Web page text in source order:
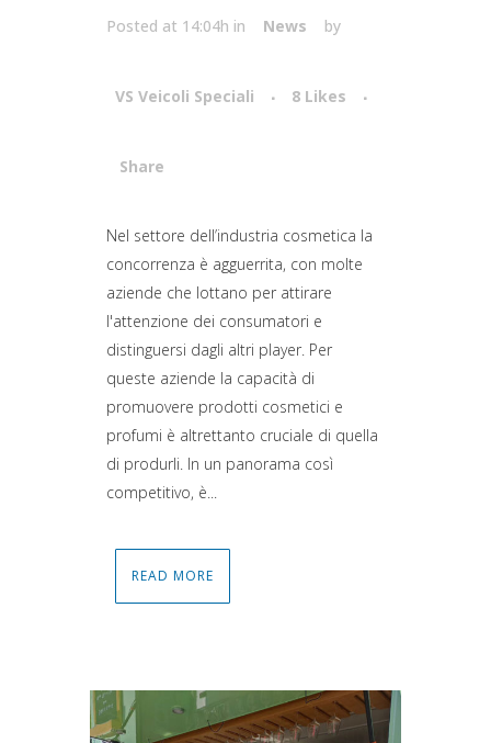
Posted at 14:04h in News by
VS Veicoli Speciali 8 Likes
Share
Attiva comando
Nel settore dell’industria cosmetica la
concorrenza è agguerrita, con molte
aziende che lottano per attirare
l'attenzione dei consumatori e
distinguersi dagli altri player. Per
queste aziende la capacità di
promuovere prodotti cosmetici e
profumi è altrettanto cruciale di quella
di produrli. In un panorama così
competitivo, è...
READ MORE